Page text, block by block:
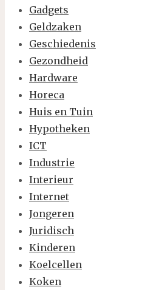
Gadgets
Geldzaken
Geschiedenis
Gezondheid
Hardware
Horeca
Huis en Tuin
Hypotheken
ICT
Industrie
Interieur
Internet
Jongeren
Juridisch
Kinderen
Koelcellen
Koken